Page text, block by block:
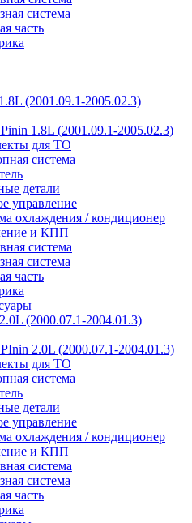
система
часть
(2001.09.1-2005.02.3)
1.8L (2001.09.1-2005.02.3)
для ТО
система
детали
управление
охлаждения / кондиционер
и КПП
система
система
часть
(2000.07.1-2004.01.3)
2.0L (2000.07.1-2004.01.3)
для ТО
система
детали
управление
охлаждения / кондиционер
и КПП
система
система
часть